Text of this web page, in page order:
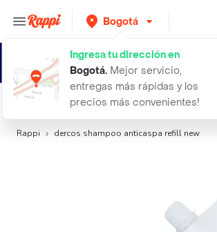
Bogotá
Ingresa tu dirección en
Bogotá. Mejor servicio,
entregas más rápidas y los
precios más convenientes!
Búsquedas relacionadas:Shampoo,Vichy,Dercos
Rappi dercos shampoo anticaspa refill new